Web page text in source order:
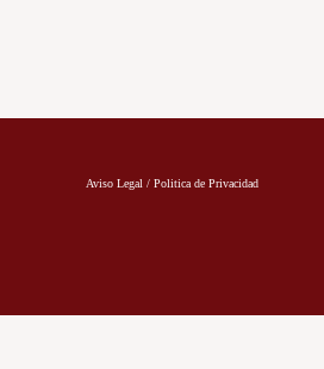
Aviso Legal / Politica de Privacidad